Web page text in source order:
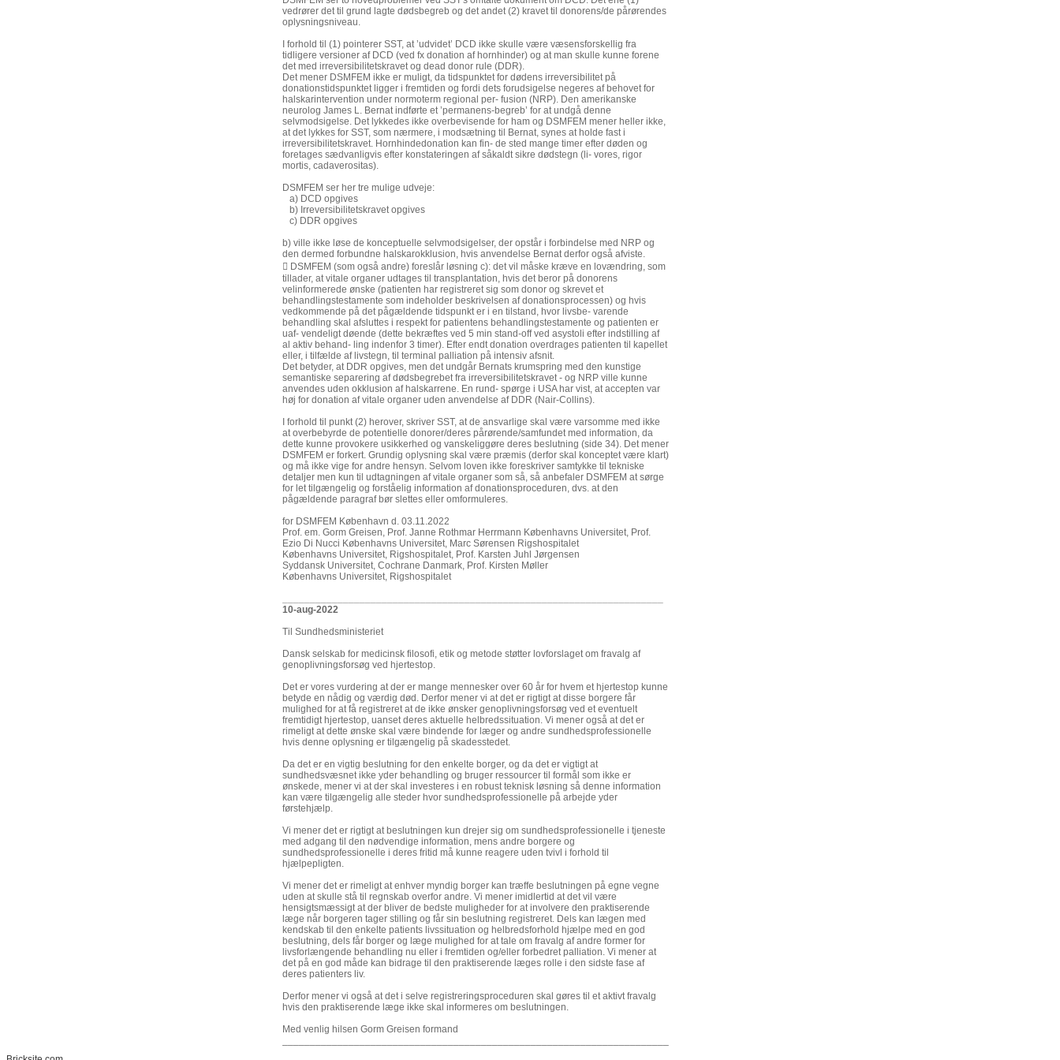
vedrører det til grund lagte dødsbegreb og det andet (2) kravet til donorens/de pårørendes
oplysningsniveau.
I forhold til (1) pointerer SST, at ’udvidet’ DCD ikke skulle være væsensforskellig fra
tidligere versioner af DCD (ved fx donation af hornhinder) og at man skulle kunne forene
det med irreversibilitetskravet og dead donor rule (DDR).
Det mener DSMFEM ikke er muligt, da tidspunktet for dødens irreversibilitet på
donationstidspunktet ligger i fremtiden og fordi dets forudsigelse negeres af behovet for
halskarintervention under normoterm regional per- fusion (NRP). Den amerikanske
neurolog James L. Bernat indførte et ’permanens-begreb’ for at undgå denne
selvmodsigelse. Det lykkedes ikke overbevisende for ham og DSMFEM mener heller ikke,
at det lykkes for SST, som nærmere, i modsætning til Bernat, synes at holde fast i
irreversibilitetskravet. Hornhindedonation kan fin- de sted mange timer efter døden og
foretages sædvanligvis efter konstateringen af såkaldt sikre dødstegn (li- vores, rigor
mortis, cadaverositas).
DSMFEM ser her tre mulige udveje:
a) DCD opgives
b) Irreversibilitetskravet opgives
c) DDR opgives
b) ville ikke løse de konceptuelle selvmodsigelser, der opstår i forbindelse med NRP og
den dermed forbundne halskarokklusion, hvis anvendelse Bernat derfor også afviste.
 DSMFEM (som også andre) foreslår løsning c): det vil måske kræve en lovændring, som
tillader, at vitale organer udtages til transplantation, hvis det beror på donorens
velinformerede ønske (patienten har registreret sig som donor og skrevet et
behandlingstestamente som indeholder beskrivelsen af donationsprocessen) og hvis
vedkommende på det pågældende tidspunkt er i en tilstand, hvor livsbe- varende
behandling skal afsluttes i respekt for patientens behandlingstestamente og patienten er
uaf- vendeligt døende (dette bekræftes ved 5 min stand-off ved asystoli efter indstilling af
al aktiv behand- ling indenfor 3 timer). Efter endt donation overdrages patienten til kapellet
eller, i tilfælde af livstegn, til terminal palliation på intensiv afsnit.
Det betyder, at DDR opgives, men det undgår Bernats krumspring med den kunstige
semantiske separering af dødsbegrebet fra irreversibilitetskravet - og NRP ville kunne
anvendes uden okklusion af halskarrene. En rund- spørge i USA har vist, at accepten var
høj for donation af vitale organer uden anvendelse af DDR (Nair-Collins).
I forhold til punkt (2) herover, skriver SST, at de ansvarlige skal være varsomme med ikke
at overbebyrde de potentielle donorer/deres pårørende/samfundet med information, da
dette kunne provokere usikkerhed og vanskeliggøre deres beslutning (side 34). Det mener
DSMFEM er forkert. Grundig oplysning skal være præmis (derfor skal konceptet være klart)
og må ikke vige for andre hensyn. Selvom loven ikke foreskriver samtykke til tekniske
detaljer men kun til udtagningen af vitale organer som så, så anbefaler DSMFEM at sørge
for let tilgængelig og forståelig information af donationsproceduren, dvs. at den
pågældende paragraf bør slettes eller omformuleres.
for DSMFEM København d. 03.11.2022
Prof. em. Gorm Greisen, Prof. Janne Rothmar Herrmann Københavns Universitet, Prof.
Ezio Di Nucci Københavns Universitet, Marc Sørensen Rigshospitalet
Københavns Universitet, Rigshospitalet, Prof. Karsten Juhl Jørgensen
Syddansk Universitet, Cochrane Danmark, Prof. Kirsten Møller
Københavns Universitet, Rigshospitalet
10-aug-2022
Til Sundhedsministeriet
Dansk selskab for medicinsk filosofi, etik og metode støtter lovforslaget om fravalg af
genoplivningsforsøg ved hjertestop.
Det er vores vurdering at der er mange mennesker over 60 år for hvem et hjertestop kunne
betyde en nådig og værdig død. Derfor mener vi at det er rigtigt at disse borgere får
mulighed for at få registreret at de ikke ønsker genoplivningsforsøg ved et eventuelt
fremtidigt hjertestop, uanset deres aktuelle helbredssituation. Vi mener også at det er
rimeligt at dette ønske skal være bindende for læger og andre sundhedsprofessionelle
hvis denne oplysning er tilgængelig på skadesstedet.
Da det er en vigtig beslutning for den enkelte borger, og da det er vigtigt at
sundhedsvæsnet ikke yder behandling og bruger ressourcer til formål som ikke er
ønskede, mener vi at der skal investeres i en robust teknisk løsning så denne information
kan være tilgængelig alle steder hvor sundhedsprofessionelle på arbejde yder
førstehjælp.
Vi mener det er rigtigt at beslutningen kun drejer sig om sundhedsprofessionelle i tjeneste
med adgang til den nødvendige information, mens andre borgere og
sundhedsprofessionelle i deres fritid må kunne reagere uden tvivl i forhold til
hjælpepligten.
Vi mener det er rimeligt at enhver myndig borger kan træffe beslutningen på egne vegne
uden at skulle stå til regnskab overfor andre. Vi mener imidlertid at det vil være
hensigtsmæssigt at der bliver de bedste muligheder for at involvere den praktiserende
læge når borgeren tager stilling og får sin beslutning registreret. Dels kan lægen med
kendskab til den enkelte patients livssituation og helbredsforhold hjælpe med en god
beslutning, dels får borger og læge mulighed for at tale om fravalg af andre former for
livsforlængende behandling nu eller i fremtiden og/eller forbedret palliation. Vi mener at
det på en god måde kan bidrage til den praktiserende læges rolle i den sidste fase af
deres patienters liv.
Derfor mener vi også at det i selve registreringsproceduren skal gøres til et aktivt fravalg
hvis den praktiserende læge ikke skal informeres om beslutningen.
Med venlig hilsen Gorm Greisen formand